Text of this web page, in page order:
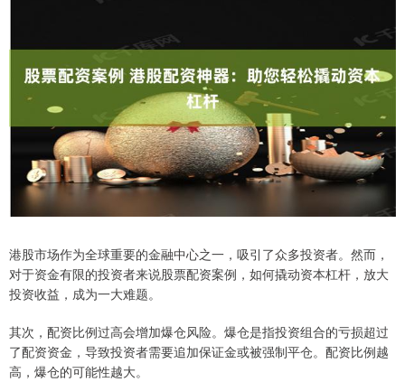
港股市场作为全球重要的金融中心之一，吸引了众多投资者。然而，
对于资金有限的投资者来说股票配资案例，如何撬动资本杠杆，放大
投资收益，成为一大难题。
其次，配资比例过高会增加爆仓风险。爆仓是指投资组合的亏损超过
了配资资金，导致投资者需要追加保证金或被强制平仓。配资比例越
高，爆仓的可能性越大。